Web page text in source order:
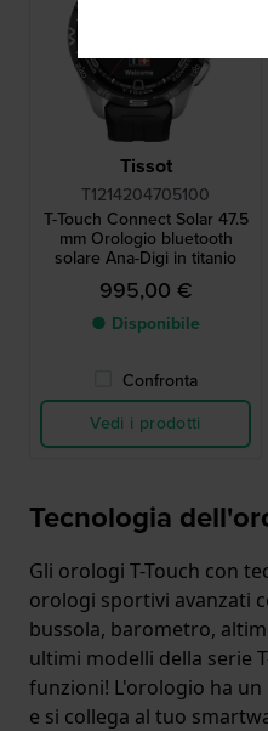
Tissot
T1214204705100
T-Touch Connect Solar 47.5
mm Orologio bluetooth
solare Ana-Digi in titanio
995,00 €
● Disponibile
Confronta
Vedi i prodotti
Tecnologia
Gli orologi T-Touch con
orologi sportivi avanzati
bussola, barometro,
ultimi modelli della serie
funzioni! L'orologio ha
e si collega al tuo